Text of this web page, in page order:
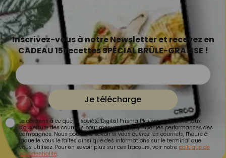
Inscrivez-vous à notre Newsletter et recevez en
CADEAU 15 recettes SPÉCIAL BRÛLE-GRAISSE !
Je télécharge
Je consens à ce que la société Digital Prisma Players analyse le taux
d'ouverture des courriels pour mesurer et optimiser les performances des
campagnes. Nous pourrons savoir si vous ouvrez les courriels, l'heure à
laquelle vous le faites ainsi que des informations sur le terminal que
vous utilisez. Pour en savoir plus sur ces traceurs, voir notre politique de
confidentialité.